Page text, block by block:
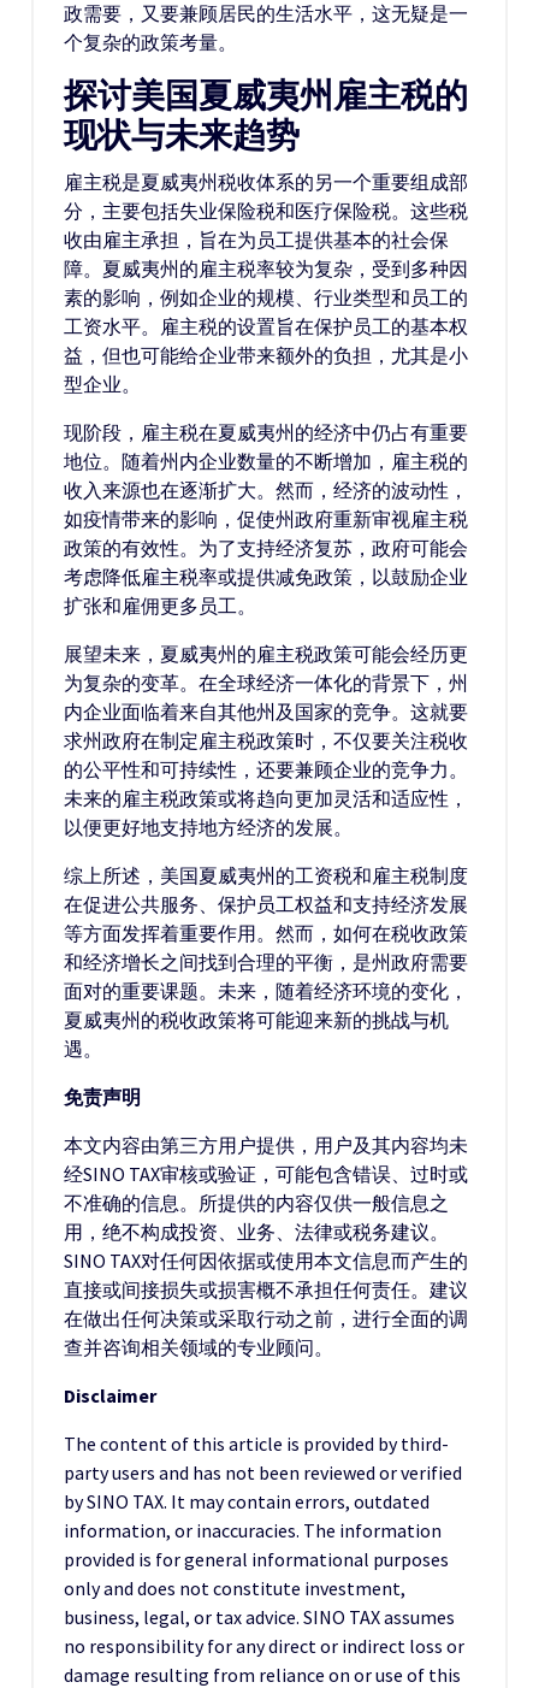
政需要，又要兼顾居民的生活水平，这无疑是一
个复杂的政策考量。
探讨美国夏威夷州雇主税的
现状与未来趋势
雇主税是夏威夷州税收体系的另一个重要组成部
分，主要包括失业保险税和医疗保险税。这些税
收由雇主承担，旨在为员工提供基本的社会保
障。夏威夷州的雇主税率较为复杂，受到多种因
素的影响，例如企业的规模、行业类型和员工的
工资水平。雇主税的设置旨在保护员工的基本权
益，但也可能给企业带来额外的负担，尤其是小
型企业。
现阶段，雇主税在夏威夷州的经济中仍占有重要
地位。随着州内企业数量的不断增加，雇主税的
收入来源也在逐渐扩大。然而，经济的波动性，
如疫情带来的影响，促使州政府重新审视雇主税
政策的有效性。为了支持经济复苏，政府可能会
考虑降低雇主税率或提供减免政策，以鼓励企业
扩张和雇佣更多员工。
展望未来，夏威夷州的雇主税政策可能会经历更
为复杂的变革。在全球经济一体化的背景下，州
内企业面临着来自其他州及国家的竞争。这就要
求州政府在制定雇主税政策时，不仅要关注税收
的公平性和可持续性，还要兼顾企业的竞争力。
未来的雇主税政策或将趋向更加灵活和适应性，
以便更好地支持地方经济的发展。
综上所述，美国夏威夷州的工资税和雇主税制度
在促进公共服务、保护员工权益和支持经济发展
等方面发挥着重要作用。然而，如何在税收政策
和经济增长之间找到合理的平衡，是州政府需要
面对的重要课题。未来，随着经济环境的变化，
夏威夷州的税收政策将可能迎来新的挑战与机
遇。
免责声明
本文内容由第三方用户提供，用户及其内容均未
经SINO TAX审核或验证，可能包含错误、过时或
不准确的信息。所提供的内容仅供一般信息之
用，绝不构成投资、业务、法律或税务建议。
SINO TAX对任何因依据或使用本文信息而产生的
直接或间接损失或损害概不承担任何责任。建议
在做出任何决策或采取行动之前，进行全面的调
查并咨询相关领域的专业顾问。
Disclaimer
The content of this article is provided by third-
party users and has not been reviewed or verified
by SINO TAX. It may contain errors, outdated
information, or inaccuracies. The information
provided is for general informational purposes
only and does not constitute investment,
business, legal, or tax advice. SINO TAX assumes
no responsibility for any direct or indirect loss or
damage resulting from reliance on or use of this